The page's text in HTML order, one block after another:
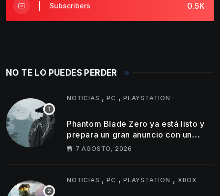
0.5K
Subscribers
NO TE LO PUEDES PERDER
NOTICIAS ,PC ,PLAYSTATION
Phantom Blade Zero ya está listo y
prepara un gran anuncio con un
tráiler de 11 minutos
7 AGOSTO, 2026
NOTICIAS ,PC ,PLAYSTATION , XBOX